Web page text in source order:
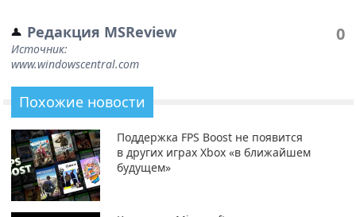
Редакция MSReview
Источник:
www.windowscentral.com
0
Похожие новости
Поддержка FPS Boost не появится
в других играх Xbox «в ближайшем
будущем»